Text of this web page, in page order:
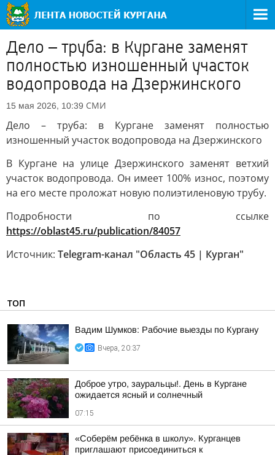
Дело – труба: в Кургане заменят
полностью изношенный участок
водопровода на Дзержинского
15 мая 2026, 10:39 СМИ
Дело – труба: в Кургане заменят полностью
изношенный участок водопровода на Дзержинского
В Кургане на улице Дзержинского заменят ветхий
участок водопровода. Он имеет 100% износ, поэтому
на его месте проложат новую полиэтиленовую трубу.
Подробности по ссылке
https://oblast45.ru/publication/84057
Источник: Telegram-канал "Область 45 | Курган"
ТОП
Вадим Шумков: Рабочие выезды по Кургану
Вчера, 20:37
Доброе утро, зауральцы!. День в Кургане
ожидается ясный и солнечный
07:15
«Соберём ребёнка в школу». Курганцев
приглашают присоединиться к